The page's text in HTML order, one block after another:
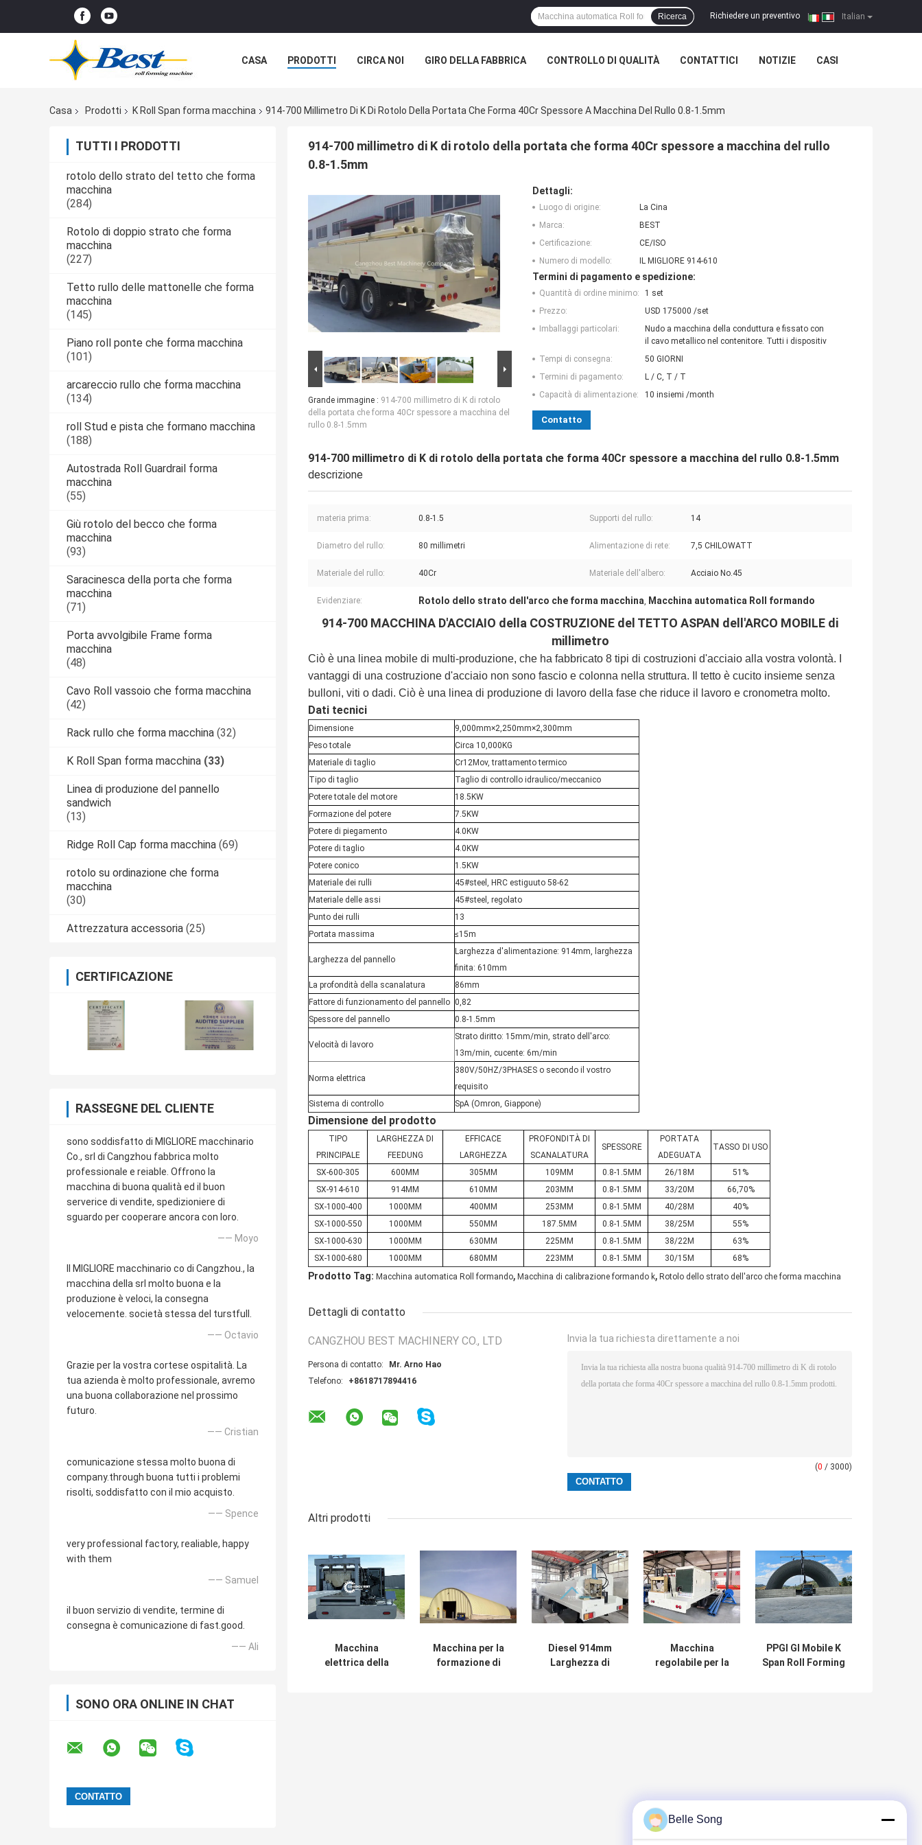
Italian
Richiedere un preventivo |
Ricerca
CASA PRODOTTI CIRCA NOI GIRO DELLA FABBRICA CONTROLLO DI QUALITÀ CONTATTICI NOTIZIE CASI
Casa Prodotti K Roll Span forma macchina 914-700 Millimetro Di K Di Rotolo Della Portata Che Forma 40Cr Spessore A Macchina Del Rullo 0.8-1.5mm
TUTTI I PRODOTTI
rotolo dello strato del tetto che forma
macchina
(284)
Rotolo di doppio strato che forma
macchina
(227)
Tetto rullo delle mattonelle che forma
macchina
(145)
Piano roll ponte che forma macchina
(101)
arcareccio rullo che forma macchina
(134)
roll Stud e pista che formano macchina
(188)
Autostrada Roll Guardrail forma
macchina
(55)
Giù rotolo del becco che forma
macchina
(93)
Saracinesca della porta che forma
macchina
(71)
Porta avvolgibile Frame forma
macchina
(48)
Cavo Roll vassoio che forma macchina
(42)
Rack rullo che forma macchina (32)
K Roll Span forma macchina (33)
Linea di produzione del pannello
sandwich
(13)
Ridge Roll Cap forma macchina (69)
rotolo su ordinazione che forma
macchina
(30)
Attrezzatura accessoria (25)
CERTIFICAZIONE
RASSEGNE DEL CLIENTE
sono soddisfatto di MIGLIORE macchinario
Co., srl di Cangzhou fabbrica molto
professionale e reiable. Offrono la
macchina di buona qualità ed il buon
serverice di vendite, spedizioniere di
sguardo per cooperare ancora con loro.
—— Moyo
Il MIGLIORE macchinario co di Cangzhou., la
macchina della srl molto buona e la
produzione è veloci, la consegna
velocemente. società stessa del turstfull.
—— Octavio
Grazie per la vostra cortese ospitalità. La
tua azienda è molto professionale, avremo
una buona collaborazione nel prossimo
futuro.
—— Cristian
comunicazione stessa molto buona di
company.through buona tutti i problemi
risolti, soddisfatto con il mio acquisto.
—— Spence
very professional factory, realiable, happy
with them
—— Samuel
il buon servizio di vendite, termine di
consegna è comunicazione di fast.good.
—— Ali
SONO ORA ONLINE IN CHAT
914-700 millimetro di K di rotolo della portata che forma 40Cr spessore a macchina del rullo
0.8-1.5mm
Grande immagine : 914-700 millimetro di K di rotolo
della portata che forma 40Cr spessore a macchina del
rullo 0.8-1.5mm
Dettagli:
Luogo di origine:
La Cina
Marca:
BEST
Certificazione:
CE/ISO
Numero di modello:
IL MIGLIORE 914-610
Termini di pagamento e spedizione:
Quantità di ordine minimo:
1 set
Prezzo:
USD 175000 /set
Imballaggi particolari:
Nudo a macchina della conduttura e fissato con
il cavo metallico nel contenitore. Tutti i dispositiv
Tempi di consegna:
50 GIORNI
Termini di pagamento:
L / C, T / T
Capacità di alimentazione:
10 insiemi /month
Contatto
914-700 millimetro di K di rotolo della portata che forma 40Cr spessore a macchina del rullo 0.8-1.5mm
descrizione
materia prima: 0.8-1.5 Supporti del rullo: 14
Diametro del rullo: 80 millimetri Alimentazione di rete: 7,5 CHILOWATT
Materiale del rullo: 40Cr Materiale dell'albero: Acciaio No.45
Evidenziare: Rotolo dello strato dell'arco che forma macchina, Macchina automatica Roll formando
914-700 MACCHINA D'ACCIAIO della COSTRUZIONE del TETTO ASPAN dell'ARCO MOBILE di
millimetro
Ciò è una linea mobile di multi-produzione, che ha fabbricato 8 tipi di costruzioni d'acciaio alla vostra volontà. I
vantaggi di una costruzione d'acciaio non sono fascio e colonna nella struttura. Il tetto è cucito insieme senza
bulloni, viti o dadi. Ciò è una linea di produzione di lavoro della fase che riduce il lavoro e cronometra molto.
Dati tecnici
Dimensione
9,000mm×2,250mm×2,300mm
Peso totale
Circa 10,000KG
Materiale di taglio
Cr12Mov, trattamento termico
Tipo di taglio
Taglio di controllo idraulico/meccanico
Potere totale del motore
18.5KW
Formazione del potere
7.5KW
Potere di piegamento
4.0KW
Potere di taglio
4.0KW
Potere conico
1.5KW
Materiale dei rulli
45#steel, HRC estiguuto 58-62
Materiale delle assi
45#steel, regolato
Punto dei rulli
13
Portata massima
≤15m
Larghezza del pannello
Larghezza d'alimentazione: 914mm, larghezza
finita: 610mm
La profondità della scanalatura
86mm
Fattore di funzionamento del pannello 0,82
Spessore del pannello
0.8-1.5mm
Velocità di lavoro
Strato diritto: 15mm/min, strato dell'arco:
13m/min, cucente: 6m/min
Norma elettrica
380V/50HZ/3PHASES o secondo il vostro
requisito
Sistema di controllo
SpA (Omron, Giappone)
Dimensione del prodotto
TIPO
PRINCIPALE
LARGHEZZA DI
FEEDUNG
EFFICACE
LARGHEZZA
PROFONDITÀ DI
SCANALATURA
SPESSORE
PORTATA
ADEGUATA
TASSO DI USO
SX-600-305 600MM 305MM 109MM 0.8-1.5MM 26/18M
51%
SX-914-610
914MM 610MM 203MM 0.8-1.5MM 33/20M
66,70%
SX-1000-400
1000MM 400MM 253MM 0.8-1.5MM 40/28M
40%
SX-1000-550
1000MM 550MM 187.5MM 0.8-1.5MM 38/25M
55%
SX-1000-630
1000MM 630MM 225MM 0.8-1.5MM 38/22M
63%
SX-1000-680
1000MM 680MM 223MM 0.8-1.5MM 30/15M 68%
Prodotto Tag: Macchina automatica Roll formando, Macchina di calibrazione formando k, Rotolo dello strato dell'arco che forma macchina
Dettagli di contatto
CANGZHOU BEST MACHINERY CO., LTD
Persona di contatto:
Mr. Arno Hao
Telefono:
+8618717894416
Invia la tua richiesta direttamente a noi
(0 / 3000)
Altri prodotti
Macchina
elettrica della
Macchina per la
formazione di
Diesel 914mm
Larghezza di
Macchina
regolabile per la
PPGI GI Mobile K
Span Roll Forming
Belle Song